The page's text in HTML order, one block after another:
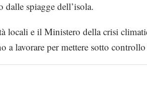
dalle spiagge dell’isola.
locali e il Ministero della crisi
a lavorare per mettere sotto